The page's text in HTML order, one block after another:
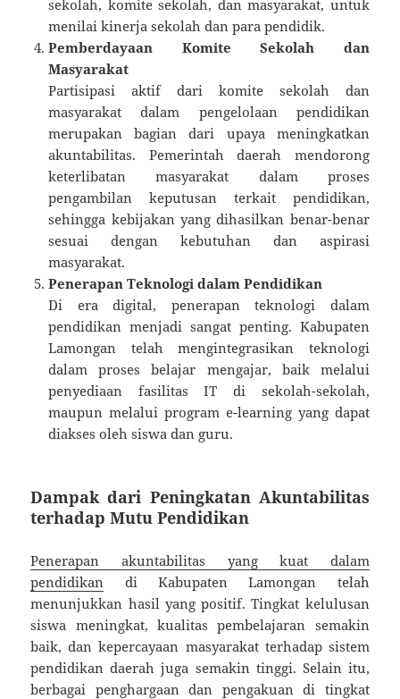
sekolah, komite sekolah, dan masyarakat, untuk
menilai kinerja sekolah dan para pendidik.
Pemberdayaan Komite Sekolah dan
Masyarakat
Partisipasi aktif dari komite sekolah dan
masyarakat dalam pengelolaan pendidikan
merupakan bagian dari upaya meningkatkan
akuntabilitas. Pemerintah daerah mendorong
keterlibatan masyarakat dalam proses
pengambilan keputusan terkait pendidikan,
sehingga kebijakan yang dihasilkan benar-benar
sesuai dengan kebutuhan dan aspirasi
masyarakat.
Penerapan Teknologi dalam Pendidikan
Di era digital, penerapan teknologi dalam
pendidikan menjadi sangat penting. Kabupaten
Lamongan telah mengintegrasikan teknologi
dalam proses belajar mengajar, baik melalui
penyediaan fasilitas IT di sekolah-sekolah,
maupun melalui program e-learning yang dapat
diakses oleh siswa dan guru.
Dampak dari Peningkatan Akuntabilitas
terhadap Mutu Pendidikan
Penerapan akuntabilitas yang kuat dalam
pendidikan
di Kabupaten Lamongan telah
menunjukkan hasil yang positif. Tingkat kelulusan
siswa meningkat, kualitas pembelajaran semakin
baik, dan kepercayaan masyarakat terhadap sistem
pendidikan daerah juga semakin tinggi. Selain itu,
berbagai penghargaan dan pengakuan di tingkat